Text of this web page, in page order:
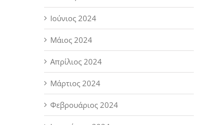
Ιούνιος 2024
Μάιος 2024
Απρίλιος 2024
Μάρτιος 2024
Φεβρουάριος 2024